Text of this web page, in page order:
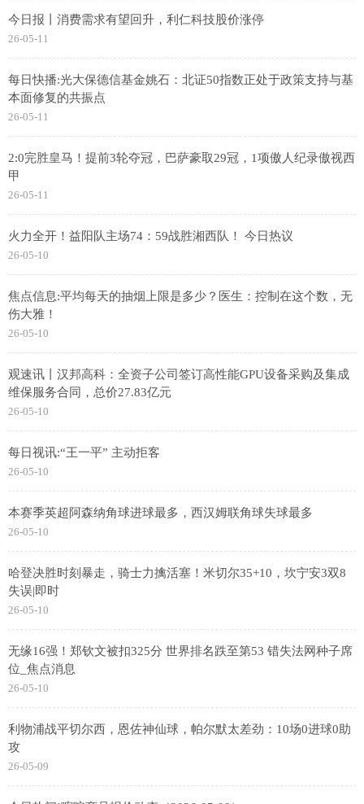
今日报丨消费需求有望回升，利仁科技股价涨停
26-05-11
每日快播:光大保德信基金姚石：北证50指数正处于政策支持与基
本面修复的共振点
26-05-11
2:0完胜皇马！提前3轮夺冠，巴萨豪取29冠，1项傲人纪录傲视西
甲
26-05-11
火力全开！益阳队主场74：59战胜湘西队！ 今日热议
26-05-10
焦点信息:平均每天的抽烟上限是多少？医生：控制在这个数，无
伤大雅！
26-05-10
观速讯丨汉邦高科：全资子公司签订高性能GPU设备采购及集成
维保服务合同，总价27.83亿元
26-05-10
每日视讯:“王一平” 主动拒客
26-05-10
本赛季英超阿森纳角球进球最多，西汉姆联角球失球最多
26-05-10
哈登决胜时刻暴走，骑士力擒活塞！米切尔35+10，坎宁安3双8
失误|即时
26-05-10
无缘16强！郑钦文被扣325分 世界排名跌至第53 错失法网种子席
位_焦点消息
26-05-10
利物浦战平切尔西，恩佐神仙球，帕尔默太差劲：10场0进球0助
攻
26-05-09